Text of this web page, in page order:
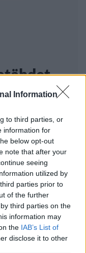
Information
to third parties, or
information for
below opt-out
note that after your
seeing
utilized by
parties prior to
of the further
third parties on the
information may
the IAB’s List of
disclose it to other
jo
Spring